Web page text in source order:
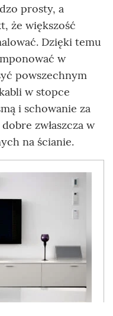
prosty, a
że większość
Dzięki temu
w
powszechnym
w stopce
i schowanie za
zwłaszcza w
na ścianie.